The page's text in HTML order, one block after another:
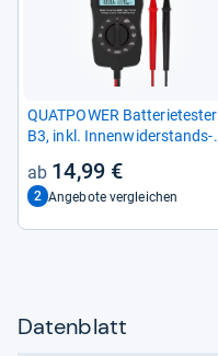
QUAT­POWER Bat­te­rie­tes­ter
B3, inkl. Innen­wi­der­stands­
14,99 €
2 Angebote vergleichen
Datenblatt